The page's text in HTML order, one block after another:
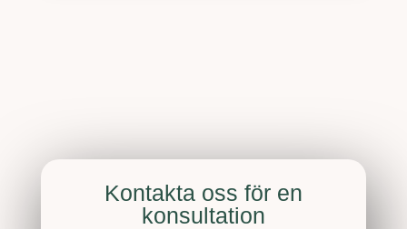
Kontakta oss för en
konsultation